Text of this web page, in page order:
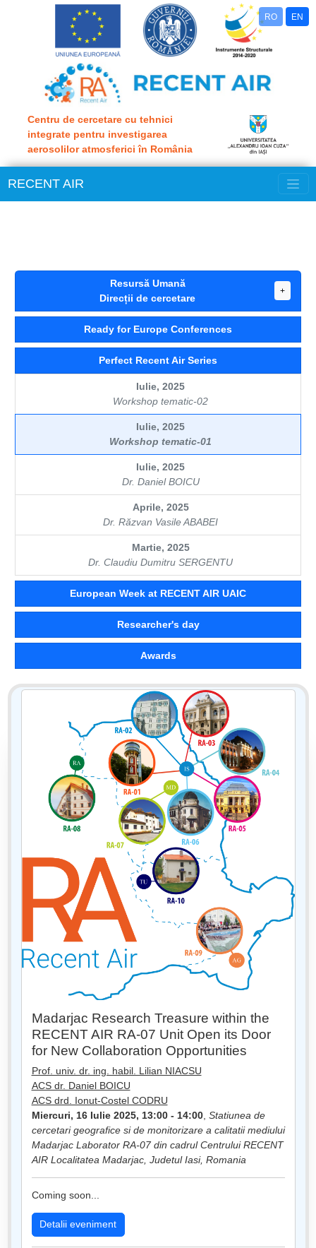
RO EN
Centru de cercetare cu tehnici
integrate pentru investigarea
aerosolilor atmosferici în România
RECENT AIR
Resursă Umană
Direcții de cercetare
+
Ready for Europe Conferences
Perfect Recent Air Series
Iulie, 2025
Workshop tematic-02
Iulie, 2025
Workshop tematic-01
Iulie, 2025
Dr. Daniel BOICU
Aprile, 2025
Dr. Răzvan Vasile ABABEI
Martie, 2025
Dr. Claudiu Dumitru SERGENTU
European Week at RECENT AIR UAIC
Researcher's day
Awards
Madarjac Research Treasure within the
RECENT AIR RA-07 Unit Open its Door
for New Collaboration Opportunities
Prof. univ. dr. ing. habil. Lilian NIACSU
ACS dr. Daniel BOICU
ACS drd. Ionut-Costel CODRU
Miercuri, 16 Iulie 2025, 13:00 - 14:00, Statiunea de
cercetari geografice si de monitorizare a calitatii mediului
Madarjac Laborator RA-07 din cadrul Centrului RECENT
AIR Localitatea Madarjac, Judetul Iasi, Romania
Coming soon...
Detalii eveniment